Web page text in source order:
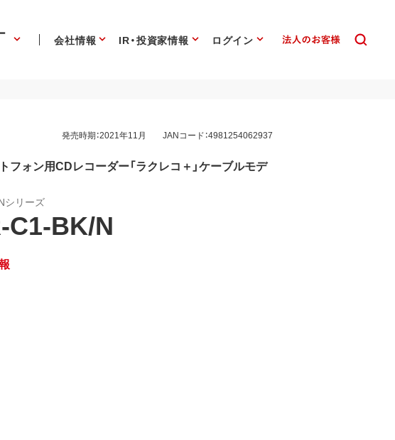
会社情報 IR・投資家情報 ログイン
発売時期：2021年11月 JANコード：4981254062937
フォン用CDレコーダー「ラクレコ＋」ケーブルモデ
シリーズ
C1-BK/N